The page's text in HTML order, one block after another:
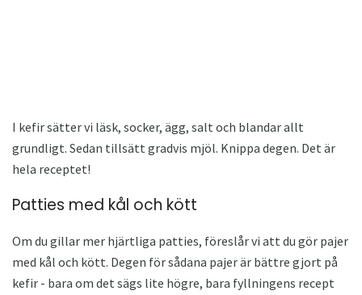
I kefir sätter vi läsk, socker, ägg, salt och blandar allt
grundligt. Sedan tillsätt gradvis mjöl. Knippa degen. Det är
hela receptet!
Patties med kål och kött
Om du gillar mer hjärtliga patties, föreslår vi att du gör pajer
med kål och kött. Degen för sådana pajer är bättre gjort på
kefir - bara om det sägs lite högre, bara fyllningens recept